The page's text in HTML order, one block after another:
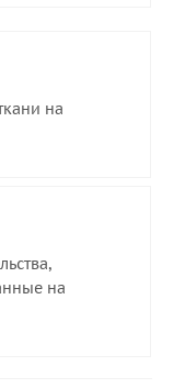
на
на